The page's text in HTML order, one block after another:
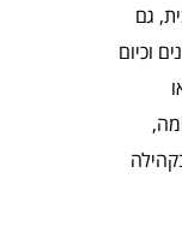
גם
וכיום